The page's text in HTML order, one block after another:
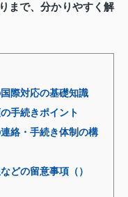
まで、分かりやすく解
際対応の基礎知識
手続きポイント
絡・手続き体制の構
どの留意事項（）